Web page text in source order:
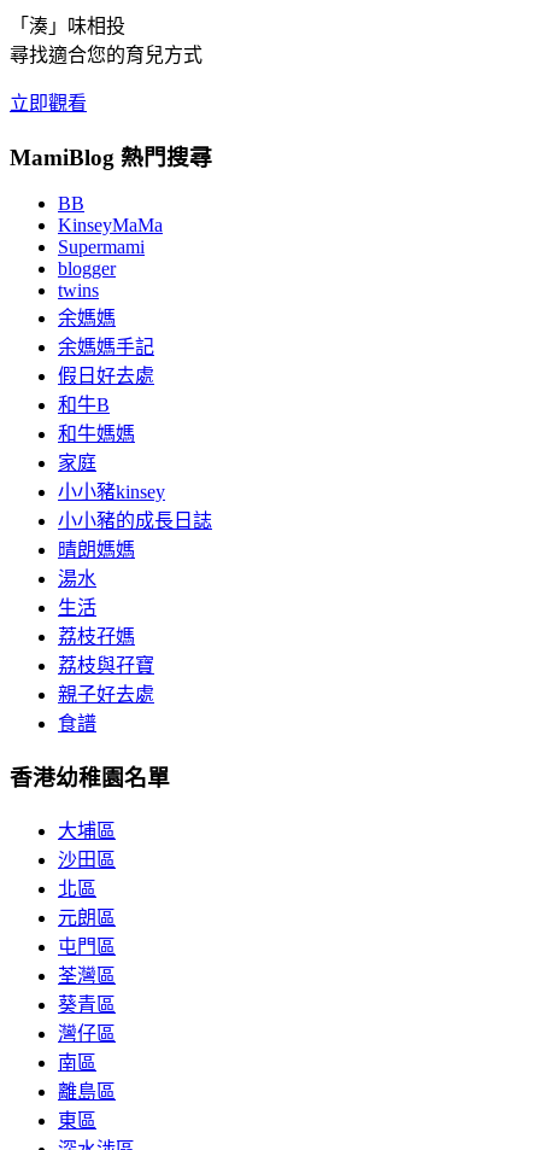
「湊」味相投
尋找適合您的育兒方式
立即觀看
MamiBlog 熱門搜尋
BB
KinseyMaMa
Supermami
blogger
twins
余媽媽
余媽媽手記
假日好去處
和牛B
和牛媽媽
家庭
小小豬kinsey
小小豬的成長日誌
晴朗媽媽
湯水
生活
荔枝孖媽
荔枝與孖寶
親子好去處
食譜
香港幼稚園名單
大埔區
沙田區
北區
元朗區
屯門區
荃灣區
葵青區
灣仔區
南區
離島區
東區